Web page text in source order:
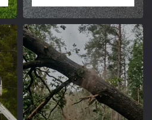
Pose et
changement
grillage et clôture